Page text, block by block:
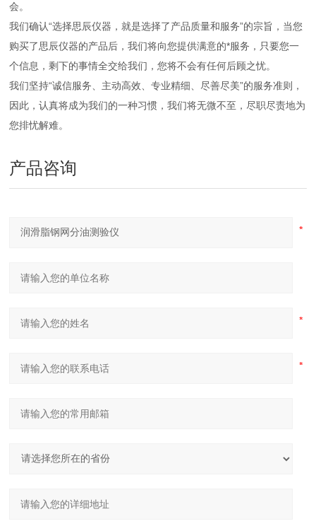
会。
我们确认“选择思辰仪器，就是选择了产品质量和服务”的宗旨，当您
购买了思辰仪器的产品后，我们将向您提供满意的*服务，只要您一
个信息，剩下的事情全交给我们，您将不会有任何后顾之忧。
我们坚持“诚信服务、主动高效、专业精细、尽善尽美”的服务准则，
因此，认真将成为我们的一种习惯，我们将无微不至，尽职尽责地为
您排忧解难。
产品咨询